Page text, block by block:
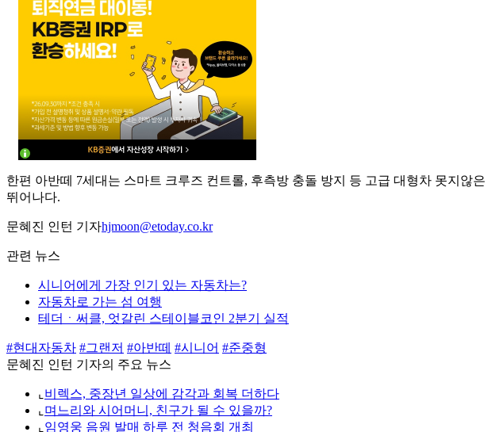
한편 아반떼 7세대는 스마트 크루즈 컨트롤, 후측방 충돌 방지 등 고급 대형차 못지않
뛰어나다.
문혜진 인턴 기자hjmoon@etoday.co.kr
관련 뉴스
시니어에게 가장 인기 있는 자동차는?
자동차로 가는 섬 여행
테더ㆍ써클, 엇갈린 스테이블코인 2분기 실적
#현대자동차 #그랜저 #아반떼 #시니어 #준중형
문혜진 인턴 기자의 주요 뉴스
⌞ 비렉스, 중장년 일상에 감각과 회복 더하다
⌞ 며느리와 시어머니, 친구가 될 수 있을까?
⌞ 임영웅 음원 발매 하루 전 청음회 개최